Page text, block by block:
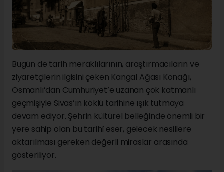
Bugün de tarih meraklılarının, araştırmacıların ve
ziyaretçilerin ilgisini çeken Kangal Ağası Konağı,
Osmanlı’dan Cumhuriyet’e uzanan çok katmanlı
geçmişiyle Sivas’ın köklü tarihine ışık tutmaya
devam ediyor. Şehrin kültürel belleğinde önemli bir
yere sahip olan bu tarihî eser, gelecek nesillere
aktarılması gereken değerli miraslar arasında
gösteriliyor.